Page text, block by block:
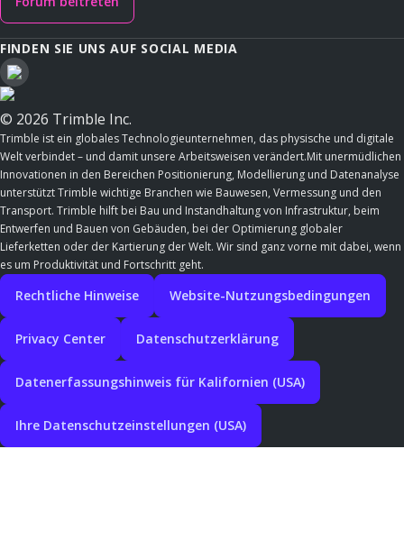
FINDEN SIE UNS AUF SOCIAL MEDIA
© 2026 Trimble Inc.
Trimble ist ein globales Technologieunternehmen, das physische und digitale
Welt verbindet – und damit unsere Arbeitsweisen verändert.Mit unermüdlichen
Innovationen in den Bereichen Positionierung, Modellierung und Datenanalyse
unterstützt Trimble wichtige Branchen wie Bauwesen, Vermessung und den
Transport. Trimble hilft bei Bau und Instandhaltung von Infrastruktur, beim
Entwerfen und Bauen von Gebäuden, bei der Optimierung globaler
Lieferketten oder der Kartierung der Welt. Wir sind ganz vorne mit dabei, wenn
es um Produktivität und Fortschritt geht.
Rechtliche Hinweise Website-Nutzungsbedingungen
Privacy Center Datenschutzerklärung
Datenerfassungshinweis für Kalifornien (USA)
Ihre Datenschutzeinstellungen (USA)